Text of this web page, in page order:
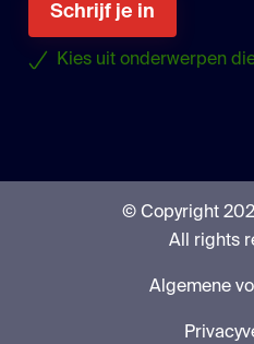
Schrijf je in
Kies uit onderwerpen
© Copyright
All rights
Algemene